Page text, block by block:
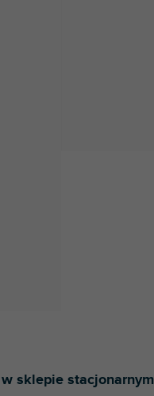
sklepie stacjonarnym